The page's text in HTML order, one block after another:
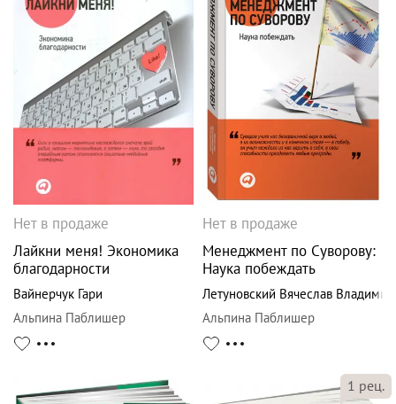
Нет в продаже
Лайкни меня! Экономика
благодарности
Вайнерчук Гари
Альпина Паблишер
Нет в продаже
Менеджмент по Суворову:
Наука побеждать
Летуновский Вячеслав
Альпина Паблишер
1 рец.